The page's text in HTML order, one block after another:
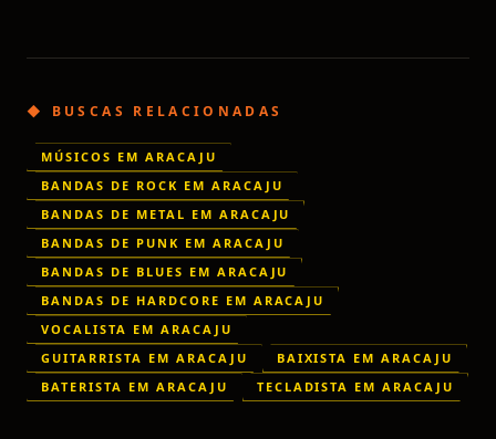
◆ BUSCAS RELACIONADAS
MÚSICOS EM ARACAJU
BANDAS DE ROCK EM ARACAJU
BANDAS DE METAL EM ARACAJU
BANDAS DE PUNK EM ARACAJU
BANDAS DE BLUES EM ARACAJU
BANDAS DE HARDCORE EM ARACAJU
VOCALISTA EM ARACAJU
GUITARRISTA EM ARACAJU
BAIXISTA EM ARACAJU
BATERISTA EM ARACAJU
TECLADISTA EM ARACAJU